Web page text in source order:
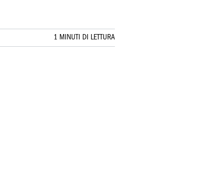
1 MINUTI DI LETTURA